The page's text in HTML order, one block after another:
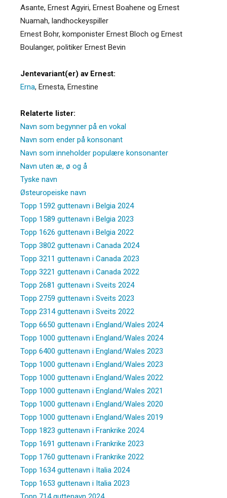
Asante, Ernest Agyiri, Ernest Boahene og Ernest
Nuamah, landhockeyspiller
Ernest Bohr, komponister Ernest Bloch og Ernest
Boulanger, politiker Ernest Bevin
Jentevariant(er) av Ernest:
Erna, Ernesta, Ernestine
Relaterte lister:
Navn som begynner på en vokal
Navn som ender på konsonant
Navn som inneholder populære konsonanter
Navn uten æ, ø og å
Tyske navn
Østeuropeiske navn
Topp 1592 guttenavn i Belgia 2024
Topp 1589 guttenavn i Belgia 2023
Topp 1626 guttenavn i Belgia 2022
Topp 3802 guttenavn i Canada 2024
Topp 3211 guttenavn i Canada 2023
Topp 3221 guttenavn i Canada 2022
Topp 2681 guttenavn i Sveits 2024
Topp 2759 guttenavn i Sveits 2023
Topp 2314 guttenavn i Sveits 2022
Topp 6650 guttenavn i England/Wales 2024
Topp 1000 guttenavn i England/Wales 2024
Topp 6400 guttenavn i England/Wales 2023
Topp 1000 guttenavn i England/Wales 2023
Topp 1000 guttenavn i England/Wales 2022
Topp 1000 guttenavn i England/Wales 2021
Topp 1000 guttenavn i England/Wales 2020
Topp 1000 guttenavn i England/Wales 2019
Topp 1823 guttenavn i Frankrike 2024
Topp 1691 guttenavn i Frankrike 2023
Topp 1760 guttenavn i Frankrike 2022
Topp 1634 guttenavn i Italia 2024
Topp 1653 guttenavn i Italia 2023